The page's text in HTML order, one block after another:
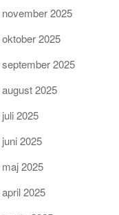
november 2025
oktober 2025
september 2025
august 2025
juli 2025
juni 2025
maj 2025
april 2025